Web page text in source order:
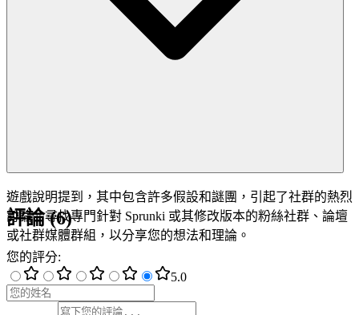
遊戲說明提到，其中包含許多假設和謎團，引起了社群的熱烈
討論。尋找專門針對 Sprunki 或其修改版本的粉絲社群、論壇
或社群媒體群組，以分享您的想法和理論。
評論(6)
您的評分:
5.0